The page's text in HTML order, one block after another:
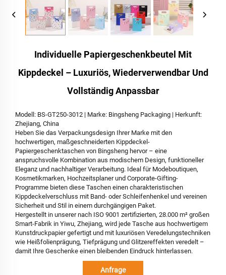
Individuelle Papiergeschenkbeutel Mit
Kippdeckel – Luxuriös, Wiederverwendbar Und
Vollständig Anpassbar
Modell: BS-GT250-3012 | Marke: Bingsheng Packaging | Herkunft:
Zhejiang, China
Heben Sie das Verpackungsdesign Ihrer Marke mit den
hochwertigen, maßgeschneiderten Kippdeckel-
Papiergeschenktaschen von Bingsheng hervor – eine
anspruchsvolle Kombination aus modischem Design, funktioneller
Eleganz und nachhaltiger Verarbeitung. Ideal für Modeboutiquen,
Kosmetikmarken, Hochzeitsplaner und Corporate-Gifting-
Programme bieten diese Taschen einen charakteristischen
Kippdeckelverschluss mit Band- oder Schleifenhenkel und vereinen
Sicherheit und Stil in einem durchgängigen Paket.
Hergestellt in unserer nach ISO 9001 zertifizierten, 28.000 m² großen
Smart-Fabrik in Yiwu, Zhejiang, wird jede Tasche aus hochwertigem
Kunstdruckpapier gefertigt und mit luxuriösen Veredelungstechniken
wie Heißfolienprägung, Tiefprägung und Glitzereffekten veredelt –
damit Ihre Geschenke einen bleibenden Eindruck hinterlassen.
Anfrage